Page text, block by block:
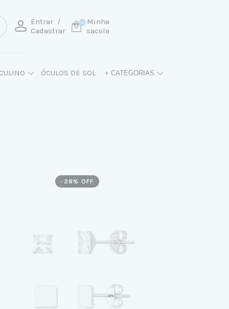
Entrar /
Cadastrar
Minha
sacola
0
ÓCULOS DE SOL + CATEGORIAS
- 28 % OFF